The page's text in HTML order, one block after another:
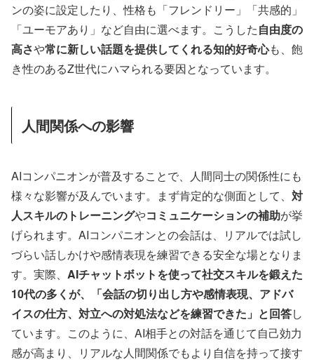
ンの姿に設定したり、性格も「フレンドリー」「共感的」
「ユーモアあり」など自由に選べます。こうした自由度の
高さや常に新しい話題を提供してくれる知的好奇心も、飽
き性のあるZ世代にハマられる要因となっています。
人間関係への影響
AIコンパニオンが普及することで、人間同士の関係性にも
様々な影響が及んでいます。まず肯定的な側面として、 対
人スキルのトレーニングやコミュニケーションの補助が挙
げられます。AIコンパニオンとの会話は、リアルでは試し
づらい話しかけや感情表現を練習できる安全な場となりま
す。実際、 AIチャットボットを使って社交スキルを鍛えた
10代の多くが、「会話の切り出し方や感情表現、アドバ
イスの仕方、対立への対処法などを練習できた」と回答し
ています。このように、AI相手との対話を通じて自己効力
感が高まり、リアルな人間関係でもより自信を持って接す